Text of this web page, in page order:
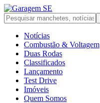
Notícias
Combustão & Voltagem
Duas Rodas
Classificados
Lançamento
Test Drive
Imóveis
Quem Somos